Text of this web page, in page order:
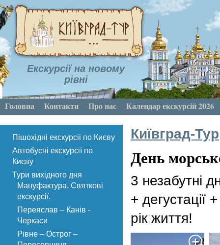
Екскурсії на новому
рівні
Головна Контакти Про нас Календар екскурсій 2026
Пішохідні екскурсіі по Києву
Автобусні екскурсії по
Києву
Тури вихідного дня
Мануфактура. Святкові
екскурсії.
Переяслав – Канів -
Черкаси
Рівне – Острог –
Київград-Тур
День
3 незабутні
+ дегустації
рік життя!